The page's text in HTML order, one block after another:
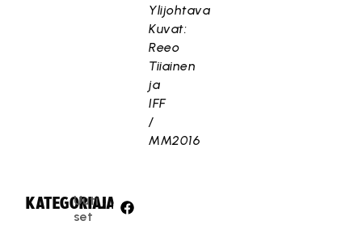
Ylijohtava
Kuvat:
Reeo
Tiiainen
ja
IFF
/
MM2016
KATEGORIA:
Uuti
set
JAA: